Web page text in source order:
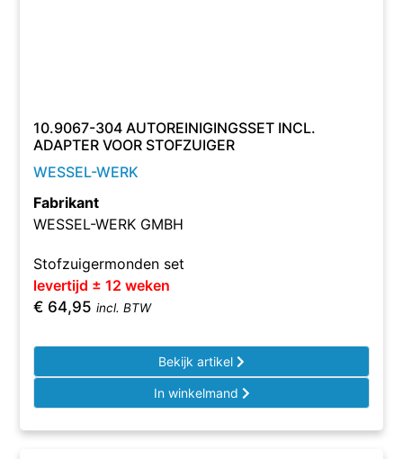
10.9067-304 AUTOREINIGINGSSET INCL.
ADAPTER VOOR STOFZUIGER
WESSEL-WERK
Fabrikant
WESSEL-WERK GMBH
Stofzuigermonden set
levertijd ± 12 weken
€ 64,95 incl. BTW
Bekijk artikel
In winkelmand